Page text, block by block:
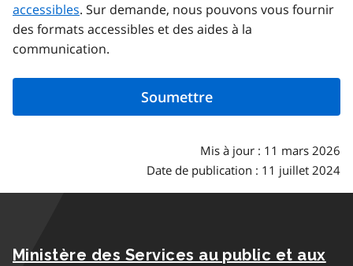
accessibles. Sur demande, nous pouvons vous fournir
des formats accessibles et des aides à la
communication.
Mis à jour : 11 mars 2026
Date de publication : 11 juillet 2024
Ministère des Services au public et aux